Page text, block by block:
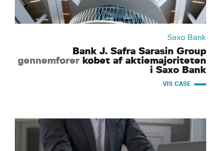
Saxo Bank
Bank J. Safra Sarasin Group
gennemførerkøbet af aktiemajoriteten
i Saxo Bank
VIS CASE